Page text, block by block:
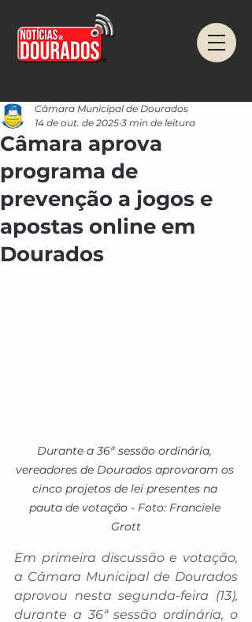
Câmara aprova
programa de
prevenção a jogos e
apostas online em
Dourados
Câmara Municipal de Dourados
14 de out. de 2025 3 min de leitura
Durante a 36ª sessão ordinária,
vereadores de Dourados aprovaram os
cinco projetos de lei presentes na
pauta de votação - Foto: Franciele
Grott
Em primeira discussão e votação,
a Câmara Municipal de Dourados
aprovou nesta segunda-feira (13),
durante a 36ª sessão ordinária, o